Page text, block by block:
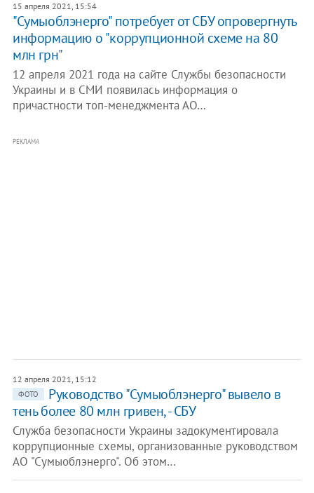
15 апреля 2021, 15:54
"Сумыоблэнерго" потребует от СБУ опровергнуть
информацию о "коррупционной схеме на 80
млн грн"
12 апреля 2021 года на сайте Службы безопасности
Украины и в СМИ появилась информация о
причастности топ-менеджмента АО…
РЕКЛАМА
12 апреля 2021, 15:12
ФОТО
Руководство "Сумыоблэнерго" вывело в
тень более 80 млн гривен, - СБУ
Служба безопасности Украины задокументировала
коррупционные схемы, организованные руководством
АО "Сумыоблэнерго". Об этом…